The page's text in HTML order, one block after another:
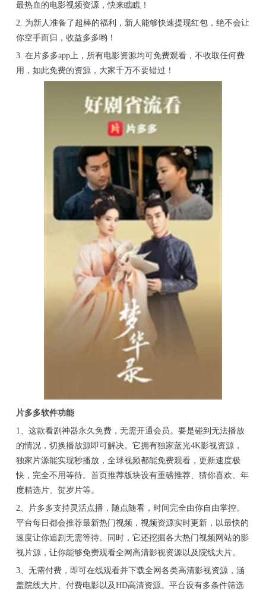
最热血的电影视频资源，快来瞧瞧！
2. 为新人准备了超棒的福利，新人能够快速提现红包，绝不会让
你空手而归，收益多多哟！
3. 在片多多app上，所有电影资源均可免费观看，不收取任何费
用，如此免费的资源，大家千万不要错过！
片多多软件功能
1、这款看剧神器永久免费，无需开通会员。要是碰到无法播放
的情况，切换播放源即可解决。它拥有独家蓝光4K影视资源，
独家片源能实现秒播放，全球视频都能免费观看，更新速度极
快，完全不用等待。首页推荐版块设有重磅推荐、猜你喜欢、年
度精选片、贺岁片等。
2、片多多支持灵活点播，随点随看，时间完全由你自由掌控。
平台每日都会推荐最新热门视频，视频资源实时更新，以最快的
速度让你追剧无需等待。同时，它还挖掘各大热门视频网站的影
视片源，让你能够免费观看全网高清影视资源以及院线大片。
3、无需付费，即可在线观看并下载全网各类高清影视资源，涵
盖院线大片、付费电影以及HD高清资源。平台设有多条件筛选